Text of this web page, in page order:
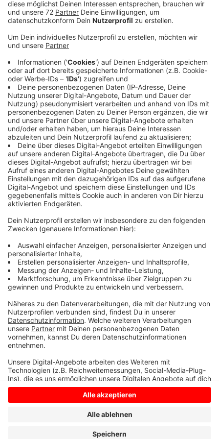
Anzeige
Baustein 1 ist ein kostenloser Shuttlebus, der eine
bestehenden Bürgerbus ergänzen und dafür sorgen,
dass die Autofahrer außerhalb der Innenstadt parken.
Hier holt der Bus sie ab und bringt sie in die Stadt oder
zum Krankenhaus. Baustein 2 sind Fahrradstraßen in
der Innenstadt. Der Bereich rund um den Königsplatz
soll zur Einbahnstraße werden - stattdessen gibt es
hier breite Fahrradwege und auf der anderen Seite
Parkplätze. Das soll auch im Bereich der
Lüdinghauser/Borkener Straße passieren. Baustein 3
sind umweltfreundliche Alternativen zum Auto, wie E-
Scooter oder Lastenfahrräder. Diese ganzen
Vorschläge gehen jetzt an die Politik, sie diskutiert
darüber Anfang Juni.
Anzeige
Anzeige